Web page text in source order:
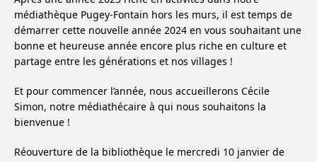
médiathèque Pugey-Fontain hors les murs, il est temps de
démarrer cette nouvelle année 2024 en vous souhaitant une
bonne et heureuse année encore plus riche en culture et
partage entre les générations et nos villages !
Et pour commencer l’année, nous accueillerons Cécile
Simon, notre médiathécaire à qui nous souhaitons la
bienvenue !
Réouverture de la bibliothèque le mercredi 10 janvier de